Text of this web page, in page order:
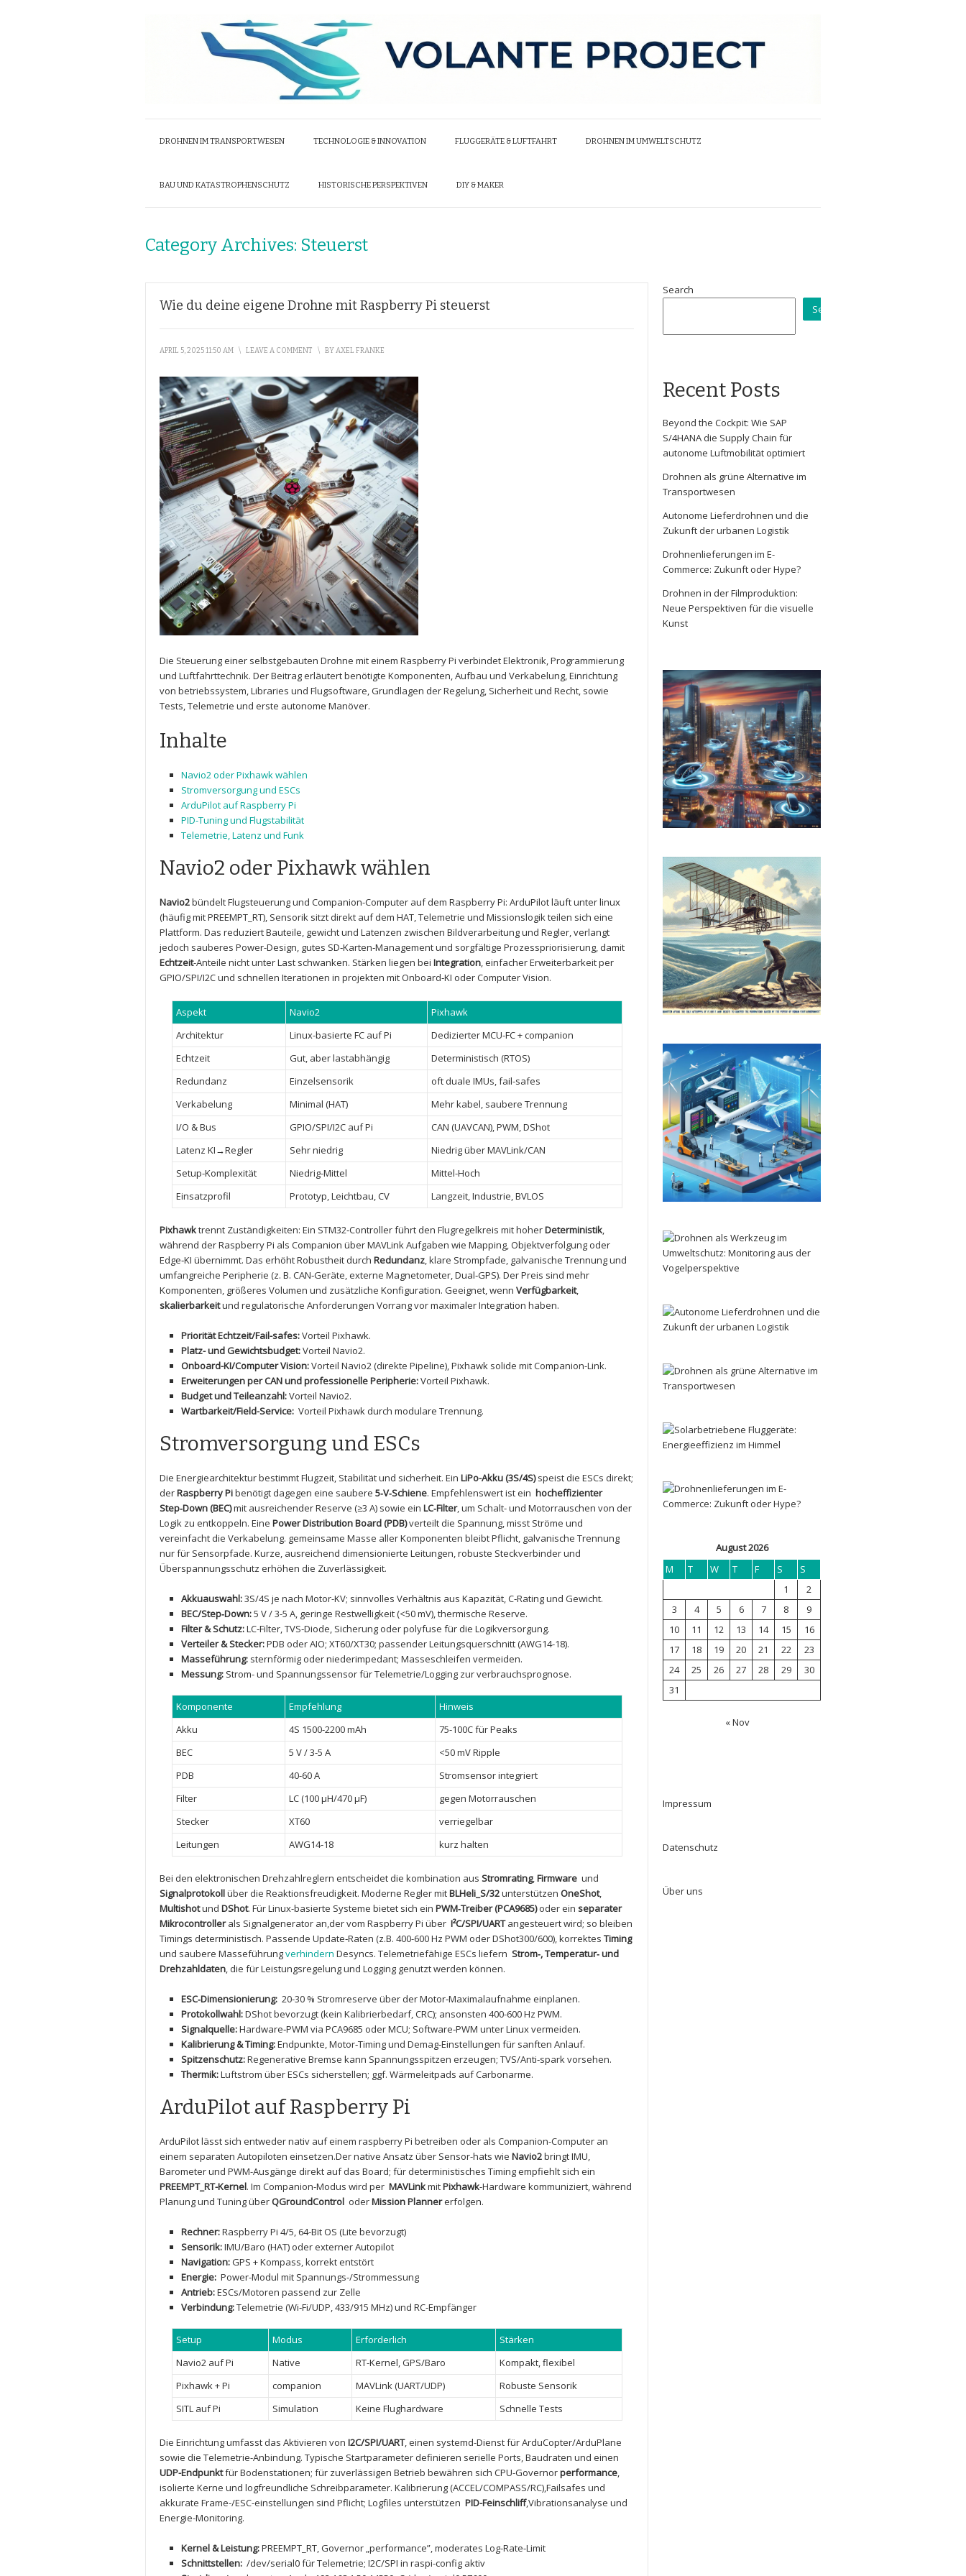
DROHNEN IM TRANSPORTWESEN TECHNOLOGIE & INNOVATION FLUGGERÄTE & LUFTFAHRT DROHNEN IM UMWELTSCHUTZ
BAU UND KATASTROPHENSCHUTZ HISTORISCHE PERSPEKTIVEN DIY & MAKER
Category Archives: Steuerst
Wie du deine eigene Drohne mit Raspberry Pi steuerst
APRIL 5, 2025 11:50 AM \ LEAVE A COMMENT \ BYAXEL FRANKE
Die Steuerung ‍einer selbstgebauten Drohne mit einem Raspberry Pi verbindet Elektronik, Programmierung ​
und Luftfahrttechnik. Der Beitrag erläutert ⁢benötigte‍ Komponenten, ‍Aufbau und Verkabelung, Einrichtung
von betriebssystem, Libraries und Flugsoftware, Grundlagen der Regelung, ‍Sicherheit und Recht, ‌sowie
Tests, Telemetrie​ und erste‍ autonome Manöver.
Inhalte
Navio2 ⁢oder Pixhawk wählen
Stromversorgung ⁢und ESCs
ArduPilot auf Raspberry Pi
PID-Tuning und Flugstabilität
Telemetrie,⁤ Latenz ​und ​Funk
Navio2 ⁤oder Pixhawk wählen
Navio2bündelt Flugsteuerung‍ und Companion-Computer auf dem Raspberry ⁣Pi: ArduPilot läuft unter linux
(häufig mit PREEMPT_RT), Sensorik sitzt​ direkt auf dem ⁢HAT, Telemetrie und Missionslogik teilen sich eine
Plattform. Das reduziert Bauteile,‌ gewicht und Latenzen⁢ zwischen Bildverarbeitung und Regler,‍ verlangt
jedoch sauberes Power-Design, gutes SD‑Karten‑Management ⁤und sorgfältige Prozesspriorisierung, damit⁢
Echtzeit-Anteile nicht unter Last schwanken. Stärken liegen bei Integration, einfacher Erweiterbarkeit‌ per​
GPIO/SPI/I2C und schnellen Iterationen ⁤in projekten mit Onboard‑KI oder Computer Vision.
Aspekt Navio2
Pixhawk
Architektur
Linux-basierte FC auf Pi
Dedizierter MCU-FC‌ + companion
Echtzeit
Gut, aber lastabhängig
Deterministisch‍ (RTOS)
Redundanz
Einzelsensorik
oft duale IMUs, ​fail-safes
Verkabelung
Minimal (HAT)
Mehr kabel,​ saubere Trennung
I/O & Bus
GPIO/SPI/I2C auf Pi
CAN‍ (UAVCAN), PWM, DShot
Latenz KI→Regler
Sehr niedrig
Niedrig über‌ MAVLink/CAN
Setup-Komplexität
Niedrig-Mittel
Mittel-Hoch
Einsatzprofil
Prototyp, Leichtbau, CV Langzeit, Industrie, BVLOS
Pixhawktrennt Zuständigkeiten: Ein STM32‑Controller führt ⁢den Flugregelkreis⁣ mit hoherDeterministik,
während der Raspberry Pi als Companion über MAVLink Aufgaben wie Mapping, Objektverfolgung oder⁣
Edge‑KI übernimmt. Das erhöht Robustheit‌ durch Redundanz, ⁤klare‍ Strompfade, galvanische Trennung und
umfangreiche Peripherie (z. B.⁢ CAN‑Geräte, externe Magnetometer, ​Dual‑GPS). Der Preis sind mehr
Komponenten, größeres Volumen ‍und zusätzliche Konfiguration. Geeignet, wenn Verfügbarkeit,
skalierbarkeitund⁣ regulatorische⁤ Anforderungen Vorrang ‍vor maximaler Integration ​haben.
Priorität Echtzeit/Fail-safes:Vorteil ⁣Pixhawk.
Platz- und⁢ Gewichtsbudget:Vorteil Navio2.
Onboard-KI/Computer Vision:⁤Vorteil Navio2 (direkte Pipeline), Pixhawk solide⁣ mit Companion-Link.
Erweiterungen per CAN und professionelle Peripherie:Vorteil Pixhawk.
Budget und ‍Teileanzahl:Vorteil Navio2.
Wartbarkeit/Field-Service: ​ Vorteil⁤ Pixhawk durch modulare Trennung.
Stromversorgung und ESCs
Die Energiearchitektur‌ bestimmt Flugzeit, Stabilität und sicherheit. Ein LiPo-Akku (3S/4S)speist‍ die ESCs ⁢direkt;
der⁤Raspberry⁢ Pi⁤benötigt ‌dagegen eine saubere 5‑V‑Schiene. ⁢Empfehlenswert ​ist ein ⁤ hocheffizienter⁢
Step‑Down (BEC)mit ausreichender Reserve‍ (≥3 ⁢A) sowie ein LC‑Filter, um ⁤Schalt- und Motorrauschen von der​
Logik‌ zu entkoppeln. ‍Eine Power ​Distribution Board (PDB)‌verteilt die Spannung, misst Ströme und
vereinfacht die Verkabelung. gemeinsame Masse aller Komponenten bleibt Pflicht, galvanische Trennung
nur ‌für ⁤Sensorpfade. Kurze, ‍ausreichend dimensionierte Leitungen, robuste Steckverbinder und
Überspannungsschutz ​erhöhen die Zuverlässigkeit.
Akkuauswahl:3S/4S je nach‍ Motor-KV; sinnvolles Verhältnis aus Kapazität, C‑Rating ‌und Gewicht.
BEC/Step‑Down:5 V / 3-5 A, geringe Restwelligkeit (<50 mV), thermische ‌Reserve.
Filter & Schutz:LC‑Filter, TVS‑Diode, Sicherung ⁣oder ‍polyfuse für die⁣ Logikversorgung.
Verteiler &‌ Stecker:PDB oder ⁢AIO; XT60/XT30; passender Leitungsquerschnitt (AWG14-18).
Masseführung: ‌sternförmig ​oder niederimpedant; Masseschleifen ‌vermeiden.
Messung: Strom- und Spannungssensor für ⁣Telemetrie/Logging zur verbrauchsprognose.
Komponente Empfehlung
Hinweis
Akku
4S ⁣1500-2200 mAh
75-100C⁣ für Peaks
BEC
5 V ‌/ 3-5 A
<50 mV Ripple
PDB
40-60 A
Stromsensor integriert
Filter
LC (100 µH/470 µF)
gegen Motorrauschen
Stecker
XT60
verriegelbar
Leitungen
AWG14-18 kurz halten
Bei den elektronischen ⁢Drehzahlreglern entscheidet die kombination⁢ aus Stromrating,‌Firmware ‌ und
Signalprotokollüber die Reaktionsfreudigkeit. Moderne​ Regler mit​BLHeli_S/32unterstützen OneShot,
Multishotund DShot. Für‍ Linux-basierte‌ Systeme ​bietet sich ein PWM‑Treiber (PCA9685)oder ​ein separater
Mikrocontrollerals ⁢Signalgenerator‌ an,der vom Raspberry Pi über ⁤ I²C/SPI/UARTangesteuert wird;‌ so bleiben
Timings deterministisch.‌ Passende Update‑Raten (z.B. 400-600 Hz‍ PWM oder DShot300/600),‍ korrektes Timing
und saubere‌ Masseführung‍verhindern‌ Desyncs. Telemetriefähige​ ESCs liefern ​ Strom‑, Temperatur‑ und
Drehzahldaten, die​ für Leistungsregelung und Logging ⁤genutzt werden können.
ESC‑Dimensionierung: ⁢ 20-30 % Stromreserve über der Motor‑Maximalaufnahme einplanen.
Protokollwahl:DShot ⁤bevorzugt (kein Kalibrierbedarf, CRC); ansonsten⁢ 400-600 ⁤Hz PWM.
Signalquelle:⁣Hardware‑PWM ⁤via PCA9685 oder​ MCU; Software‑PWM unter Linux vermeiden.
Kalibrierung & Timing:Endpunkte, ‍Motor‑Timing und Demag‑Einstellungen für sanften Anlauf.
Spitzenschutz:Regenerative Bremse kann Spannungsspitzen erzeugen; TVS/Anti‑spark vorsehen.
Thermik:Luftstrom über ⁤ESCs sicherstellen; ggf. Wärmeleitpads auf Carbonarme.
ArduPilot⁢ auf⁣ Raspberry Pi
ArduPilot lässt sich entweder nativ auf einem raspberry Pi betreiben oder als Companion-Computer ⁤an
⁣einem ‍separaten Autopiloten einsetzen.Der native Ansatz über Sensor-hats wie Navio2bringt IMU,
Barometer und PWM-Ausgänge direkt auf das​ Board; für deterministisches Timing empfiehlt sich ein
PREEMPT_RT-Kernel. Im‍ Companion-Modus wird per ​ MAVLink⁤mitPixhawk-Hardware‌ kommuniziert, während
Planung ​und Tuning überQGroundControl ⁢ oderMission Plannererfolgen.
Rechner:Raspberry Pi 4/5, 64‑Bit OS (Lite bevorzugt)
Sensorik:⁢IMU/Baro (HAT) oder externer Autopilot
Navigation:GPS +‌ Kompass, korrekt entstört
Energie: ⁣ Power-Modul ‍mit Spannungs-/Strommessung
Antrieb:ESCs/Motoren passend zur ⁤Zelle
Verbindung:Telemetrie (Wi‑Fi/UDP, 433/915 MHz) und⁤ RC-Empfänger
Setup Modus Erforderlich
Stärken
Navio2 ‍auf Pi
Native RT-Kernel, GPS/Baro
Kompakt, flexibel
Pixhawk + Pi
companion MAVLink (UART/UDP)
Robuste Sensorik
SITL auf Pi
Simulation Keine Flughardware Schnelle ‌Tests
Die Einrichtung umfasst‍ das⁢ Aktivieren von I2C/SPI/UART, einen systemd-Dienst für ⁣ArduCopter/ArduPlane ​
sowie ​die Telemetrie-Anbindung. Typische⁤ Startparameter definieren​ serielle Ports, Baudraten und ‌einen
UDP-Endpunkt⁢für​ Bodenstationen; für ‍zuverlässigen Betrieb ‍bewähren sich⁤ CPU-Governorperformance,
isolierte Kerne und logfreundliche Schreibparameter. Kalibrierung (ACCEL/COMPASS/RC),Failsafes und
akkurate Frame-/ESC-einstellungen sind Pflicht; Logfiles unterstützen ⁢ PID-Feinschliff,Vibrationsanalyse und
Energie-Monitoring.
Kernel ⁣& Leistung:⁣PREEMPT_RT, Governor „performance”, moderates Log-Rate-Limit
Schnittstellen: ⁣ /dev/serial0 für⁣ Telemetrie;⁢ I2C/SPI in raspi-config aktiv
Search
Search
Recent Posts
Beyond the Cockpit: Wie SAP
S/4HANA die Supply Chain für
autonome Luftmobilität optimiert
Drohnen als grüne Alternative im
Transportwesen
Autonome Lieferdrohnen und die
Zukunft der urbanen Logistik
Drohnenlieferungen im E-
Commerce: Zukunft oder Hype?
Drohnen in der Filmproduktion:
Neue Perspektiven für die visuelle
Kunst
August 2026
M
T W T F S
S
1
2
3
4 5 6 7 8
9
10
11 12 13 14 15
16
17
18 19 20 21 22
23
24
25 26 27 28 29
30
31
« Nov
Impressum
Datenschutz
Über uns